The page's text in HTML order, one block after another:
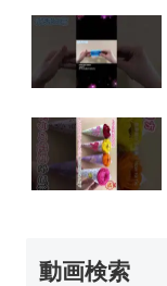
動画検索